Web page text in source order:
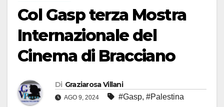
Col Gasp terza Mostra
Internazionale del
Cinema di Bracciano
Di Graziarosa Villani
AGO 9, 2024 #Gasp, #Palestina